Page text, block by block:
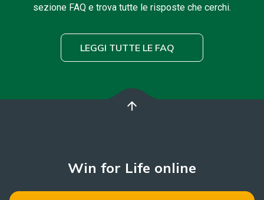
sezione FAQ e trova tutte le risposte che cerchi.
LEGGI TUTTE LE FAQ
arrow_upward
Win for Life online